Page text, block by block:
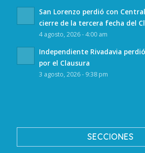
San Lorenzo perdió con
cierre de la tercera fecha del
4 agosto, 2026 - 4:00 am
Independiente Rivadavia
por el Clausura
3 agosto, 2026 - 9:38 pm
SECCIONES